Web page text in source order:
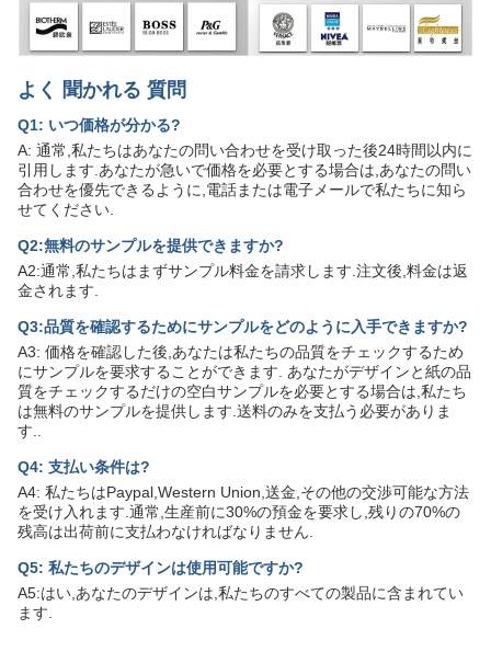
よく 聞かれる 質問
Q1: いつ価格が分かる?
A: 通常,私たちはあなたの問い合わせを受け取った後24時間以内に
引用します.あなたが急いで価格を必要とする場合は,あなたの問い
合わせを優先できるように,電話または電子メールで私たちに知ら
せてください.
Q2:無料のサンプルを提供できますか?
A2:通常,私たちはまずサンプル料金を請求します.注文後,料金は返
金されます.
Q3:品質を確認するためにサンプルをどのように入手できますか?
A3: 価格を確認した後,あなたは私たちの品質をチェックするため
にサンプルを要求することができます. あなたがデザインと紙の品
質をチェックするだけの空白サンプルを必要とする場合は,私たち
は無料のサンプルを提供します.送料のみを支払う必要がありま
す..
Q4: 支払い条件は?
A4: 私たちはPaypal,Western Union,送金,その他の交渉可能な方法
を受け入れます.通常,生産前に30%の預金を要求し,残りの70%の
残高は出荷前に支払わなければなりません.
Q5: 私たちのデザインは使用可能ですか?
A5:はい,あなたのデザインは,私たちのすべての製品に含まれてい
ます.